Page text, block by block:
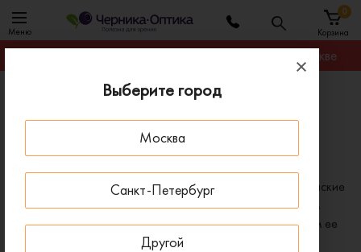
Выберите город
Москва
Санкт-Петербург
Другой
Меню Корзина
0
Гарантируем лучшую цену на любую оправу в Москве
Оправы для очков
Оправы Stepper женские
Женские оправы для очков Stepper (Степпер)
В нашем ассортименте представлены оригинальные женские
оправы для очков Stepper. Если вы не нашли нужной вам
модели у нас на сайте, свяжитесь с нами, и мы привезем ее